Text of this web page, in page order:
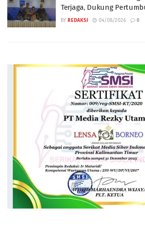
Terjaga, Dukung
BY REDAKSI 04/08/2026 0